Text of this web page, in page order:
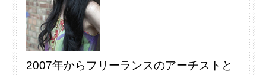
2007年からフリーランスのアーチストと